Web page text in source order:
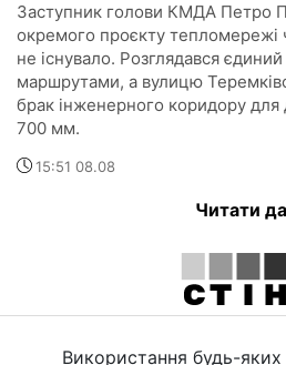
Заступник голови КМДА Петро
окремого проєкту тепломережі
не існувало. Розглядався
маршрутами, а вулицю
брак інженерного коридору для
700 мм.
15:51 08.08
Читати
Використання будь-яких